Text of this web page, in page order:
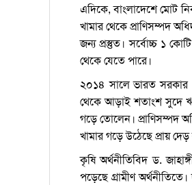
এদিকে, বাংলাদেশে মোট
খামার থেকে প্রাণিসম্পদ
জন্য প্রস্তুত। সর্বোচ্চ ১
থেকে যেতে পারে।
২০১৪ সালে ভারত সরকার
থেকে আড়াই শতাংশ সুদে
গড়ে তোলেন। প্রাণিসম্পদ
খামার গড়ে উঠেছে প্রায়
কৃষি অর্থনীতিবিদ ড.
পড়েছে গ্রামীণ